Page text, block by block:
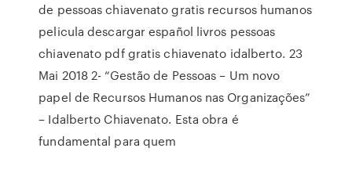
de pessoas chiavenato gratis recursos humanos
pelicula descargar español livros pessoas
chiavenato pdf gratis chiavenato idalberto. 23
Mai 2018 2- “Gestão de Pessoas – Um novo
papel de Recursos Humanos nas Organizações”
– Idalberto Chiavenato. Esta obra é
fundamental para quem